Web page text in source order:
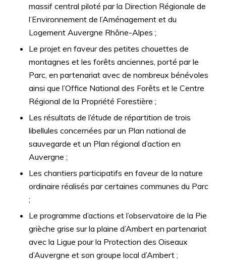
massif central piloté par la Direction Régionale de
l’Environnement de l’Aménagement et du
Logement Auvergne Rhône-Alpes ;
Le projet en faveur des petites chouettes de
montagnes et les forêts anciennes, porté par le
Parc, en partenariat avec de nombreux bénévoles
ainsi que l’Office National des Forêts et le Centre
Régional de la Propriété Forestière ;
Les résultats de l’étude de répartition de trois
libellules concernées par un Plan national de
sauvegarde et un Plan régional d’action en
Auvergne ;
Les chantiers participatifs en faveur de la nature
ordinaire réalisés par certaines communes du Parc
;
Le programme d’actions et l’observatoire de la Pie
grièche grise sur la plaine d’Ambert en partenariat
avec la Ligue pour la Protection des Oiseaux
d’Auvergne et son groupe local d’Ambert ;